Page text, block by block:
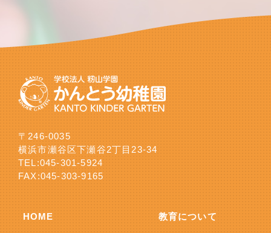
〒246-0035
横浜市瀬谷区下瀬谷2丁目23-34
TEL:045-301-5924
FAX:045-303-9165
HOME 教育について